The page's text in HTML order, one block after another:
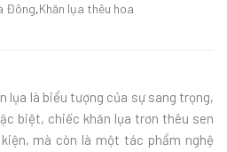
Đông,Khăn lụa thêu hoa
lụa là biểu tượng của sự sang trọng,
biệt, chiếc khăn lụa trơn thêu sen
mà còn là một tác phẩm nghệ